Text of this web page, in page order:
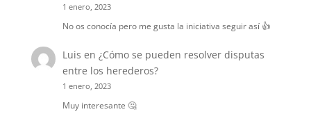
1 enero, 2023
No os conocía pero me gusta la iniciativa seguir así 👍
Luis en ¿Cómo se pueden resolver disputas
entre los herederos?
1 enero, 2023
Muy interesante 🤔